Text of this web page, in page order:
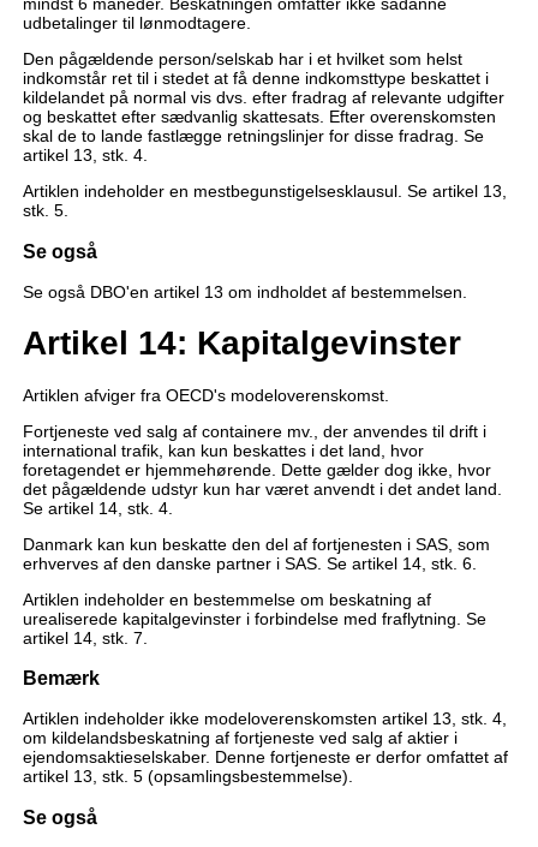
mindst 6 måneder. Beskatningen omfatter ikke sådanne
udbetalinger til lønmodtagere.
Den pågældende person/selskab har i et hvilket som helst
indkomstår ret til i stedet at få denne indkomsttype beskattet i
kildelandet på normal vis dvs. efter fradrag af relevante udgifter
og beskattet efter sædvanlig skattesats. Efter overenskomsten
skal de to lande fastlægge retningslinjer for disse fradrag. Se
artikel 13, stk. 4.
Artiklen indeholder en mestbegunstigelsesklausul. Se artikel 13,
stk. 5.
Se også
Se også DBO'en artikel 13 om indholdet af bestemmelsen.
Artikel 14: Kapitalgevinster
Artiklen afviger fra OECD's modeloverenskomst.
Fortjeneste ved salg af containere mv., der anvendes til drift i
international trafik, kan kun beskattes i det land, hvor
foretagendet er hjemmehørende. Dette gælder dog ikke, hvor
det pågældende udstyr kun har været anvendt i det andet land.
Se artikel 14, stk. 4.
Danmark kan kun beskatte den del af fortjenesten i SAS, som
erhverves af den danske partner i SAS. Se artikel 14, stk. 6.
Artiklen indeholder en bestemmelse om beskatning af
urealiserede kapitalgevinster i forbindelse med fraflytning. Se
artikel 14, stk. 7.
Bemærk
Artiklen indeholder ikke modeloverenskomsten artikel 13, stk. 4,
om kildelandsbeskatning af fortjeneste ved salg af aktier i
ejendomsaktieselskaber. Denne fortjeneste er derfor omfattet af
artikel 13, stk. 5 (opsamlingsbestemmelse).
Se også